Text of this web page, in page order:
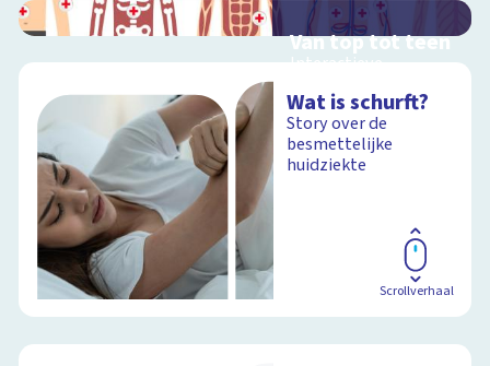
Van top tot teen
Interactieve
menselijk lichaam
Wat is schurft?
Story over de
besmettelijke
huidziekte
Scrollverhaal